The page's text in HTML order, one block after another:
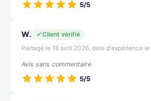
5/5
W.
Client vérifié
Partagé le 18 avril 2026, date d'expérience le
Avis sans commentaire
5/5